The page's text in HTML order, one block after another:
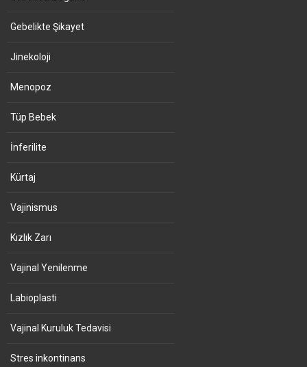
Gebelikte Şikayet
Jinekoloji
Menopoz
Tüp Bebek
İnferilite
Kürtaj
Vajinismus
Kızlık Zarı
Vajinal Yenilenme
Labioplasti
Vajinal Kuruluk Tedavisi
Stres inkontinans